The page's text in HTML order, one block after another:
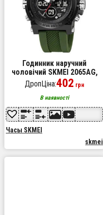
Годинник наручний
чоловічий SKMEI 2065AG,
водонепроникний чоловічий
годинник, чоловічий
спортивний
ДропЦіна:402 грн
В наявності
Часы SKMEI
skmei